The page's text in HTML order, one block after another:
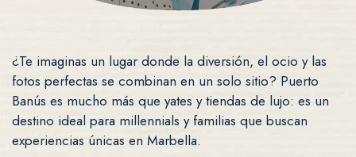
¿Te imaginas un lugar donde la diversión, el ocio y las
fotos perfectas se combinan en un solo sitio? Puerto
Banús es mucho más que yates y tiendas de lujo: es un
destino ideal para millennials y familias que buscan
experiencias únicas en Marbella.